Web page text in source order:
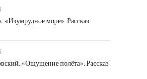
море». Рассказ
«Ощущение полёта». Рассказ